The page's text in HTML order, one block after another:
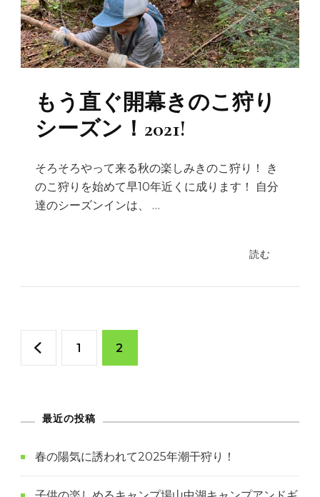
もう直ぐ開幕きのこ狩り
シーズン！2021!
そろそろやって来る秋の楽しみきのこ狩り！ き
のこ狩りを始めて早10年近くに成ります！ 自分
達のシーズンインは、 …
読む
投
の
ペ
ー
固
ペ
ー
ジ
1 固
ペ
ー
ジ
2
最近の投稿
春の陽気に誘われて2025年潮干狩り！